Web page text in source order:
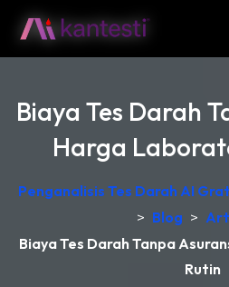
Biaya Tes Darah
Harga
Penganalisis Tes Darah AI
> Blog >
Biaya Tes Darah Tanpa
Rutin